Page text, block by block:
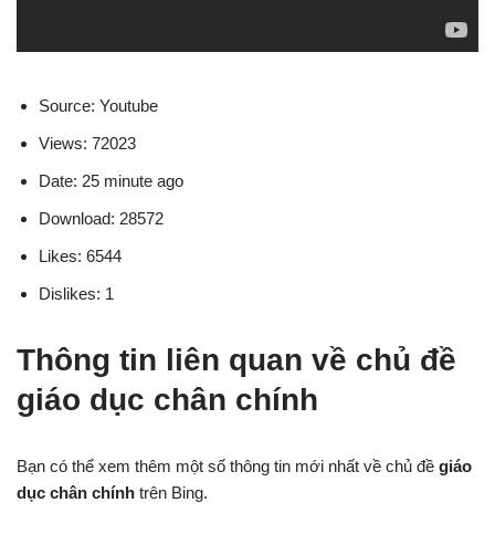
Source: Youtube
Views: 72023
Date: 25 minute ago
Download: 28572
Likes: 6544
Dislikes: 1
Thông tin liên quan về chủ đề
giáo dục chân chính
Bạn có thể xem thêm một số thông tin mới nhất về chủ đề giáo
dục chân chính trên Bing.